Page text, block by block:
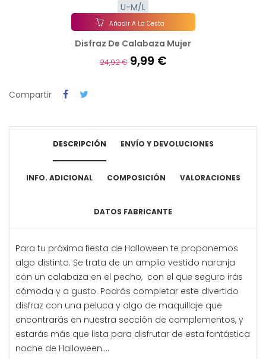
U-M/L
Añadir A La Cesta
Disfraz De Calabaza Mujer
24,92 € 9,99 €
Compartir
DESCRIPCIÓN ENVÍO Y DEVOLUCIONES
INFO. ADICIONAL COMPOSICIÓN VALORACIONES
DATOS FABRICANTE
Para tu próxima fiesta de Halloween te proponemos
algo distinto. Se trata de un amplio vestido naranja
con un calabaza en el pecho, con el que seguro irás
cómoda y a gusto. Podrás completar este divertido
disfraz con una peluca y algo de maquillaje que
encontrarás en nuestra sección de complementos, y
estarás más que lista para disfrutar de esta fantástica
noche de Halloween....